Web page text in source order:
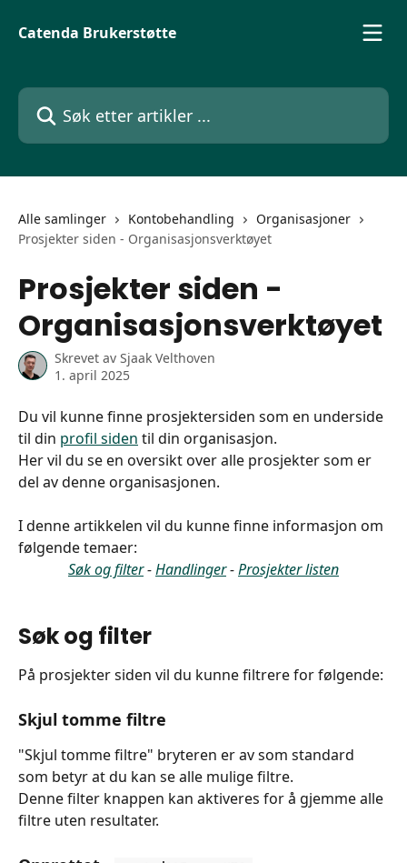
Catenda Brukerstøtte
Søk etter artikler ...
Alle samlinger Kontobehandling
Organisasjoner
Prosjekter siden - Organisasjonsverktøyet
Prosjekter siden -
Organisasjonsverktøyet
Skrevet av Sjaak Velthoven
1. april 2025
Du vil kunne finne prosjektersiden som en underside
til din profil siden til din organisasjon.
Her vil du se en oversikt over alle prosjekter som er
del av denne organisasjonen.
I denne artikkelen vil du kunne finne informasjon om
følgende temaer:
Søk og filter - Handlinger - Prosjekter listen
Søk og filter
På prosjekter siden vil du kunne filtrere for følgende:
Skjul tomme filtre
"Skjul tomme filtre" bryteren er av som standard
som betyr at du kan se alle mulige filtre.
Denne filter knappen kan aktiveres for å gjemme alle
filtre uten resultater.